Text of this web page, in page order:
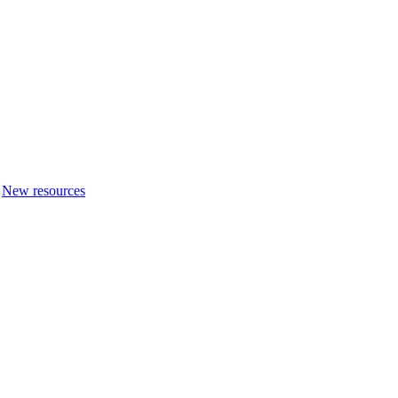
New resources